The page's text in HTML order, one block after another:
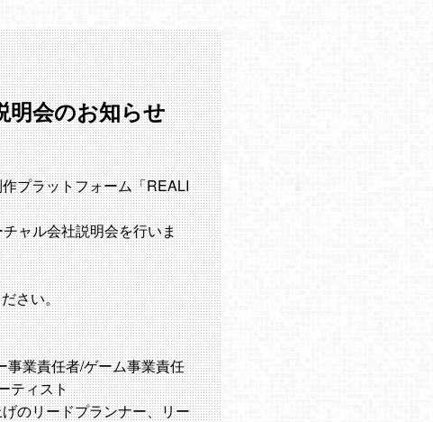
明会のお知らせ
プラットフォーム「REALI
ャル会社説明会を行いま
さい。
業責任者/ゲーム事業責任
ティスト
のリードプランナー、リー